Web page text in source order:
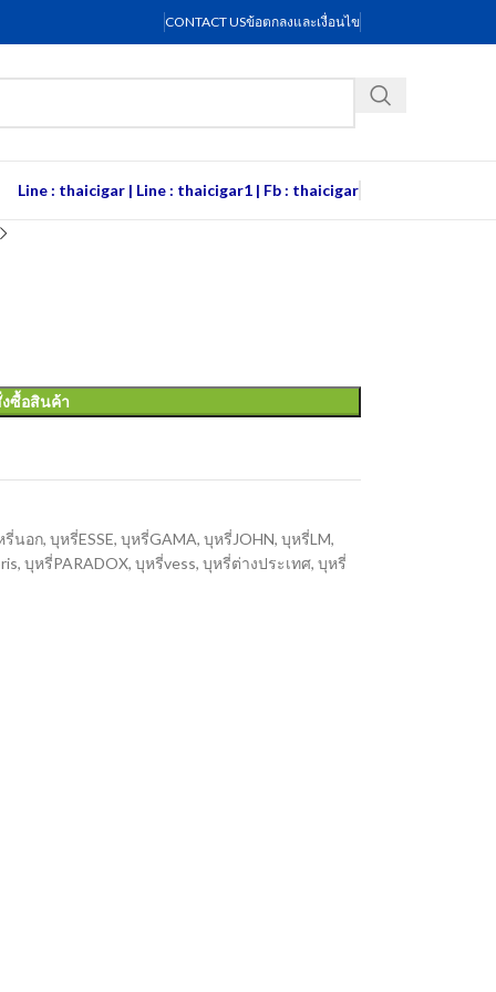
CONTACT USข้อตกลงและเงื่อนไข
Line : thaicigar | Line : thaicigar1 | Fb : thaicigar
ซื้อสินค้า
รี่นอก, บุหรี่ESSE, บุหรี่GAMA, บุหรี่JOHN, บุหรี่LM,
, บุหรี่PARADOX, บุหรี่vess, บุหรี่ต่างประเทศ, บุหรี่